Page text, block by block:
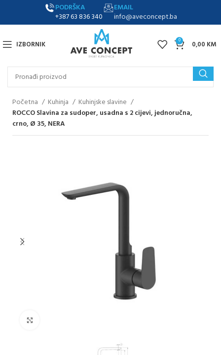
PODRŠKA
+387 63 836 340
EMAIL
info@aveconcept.ba
IZBORNIK 0 0,00 KM
Početna Kuhinja
Kuhinjske slavine
ROCCO Slavina za sudoper, usadna s 2 cijevi, jednoručna,
crno, Ø 35, NERA